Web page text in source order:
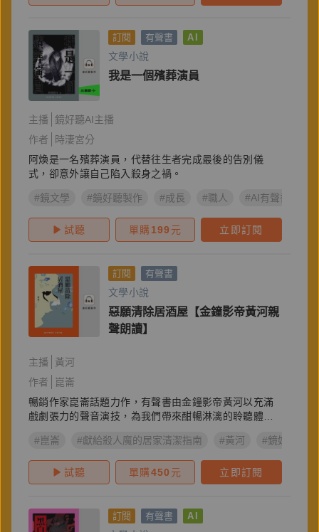
訂閱 有聲書 AI
文學小說
我是一個殯葬演員
主播
鏡好聽AI主播
作者
時淒宮分
阿煥是一名殯葬演員，代替往生者完成最後的告別儀
式，卻意外讓自己陷入殺身之禍。
#鏡文學 #鏡好聽製作 #成長 #職人 #AI有聲書
試聽 單購199 元 立即訂閱
訂閱 有聲書
文學小說
惡願清除居酒屋【金鐘影帝黃河親
聲朗讀】
主播
黃河
作者
崑崙
暢銷作家崑崙話題力作，有聲書由金鐘影帝黃河以充滿
戲劇張力的聲音演技，為我們帶來酣暢淋漓的聆聽體
#崑崙
#獻給殺人魔的居家清潔指南 #黃河 #鏡好聽製作
試聽 單購450 元 立即訂閱
訂閱 有聲書 AI